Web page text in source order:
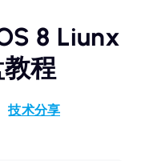
8 Liunx
程
技术分享